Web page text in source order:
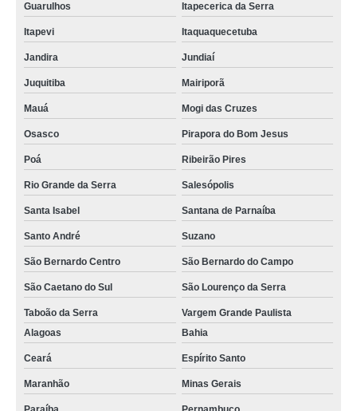
Guarulhos Itapecerica da Serra
Itapevi Itaquaquecetuba
Jandira Jundiaí
Juquitiba Mairiporã
Mauá Mogi das Cruzes
Osasco Pirapora do Bom Jesus
Poá Ribeirão Pires
Rio Grande da Serra Salesópolis
Santa Isabel Santana de Parnaíba
Santo André Suzano
São Bernardo Centro São Bernardo do Campo
São Caetano do Sul São Lourenço da Serra
Taboão da Serra
Vargem Grande Paulista
Alagoas
Bahia
Ceará Espírito Santo
Maranhão Minas Gerais